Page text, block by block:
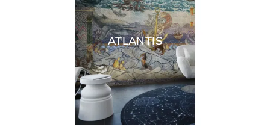
ATLANTIS